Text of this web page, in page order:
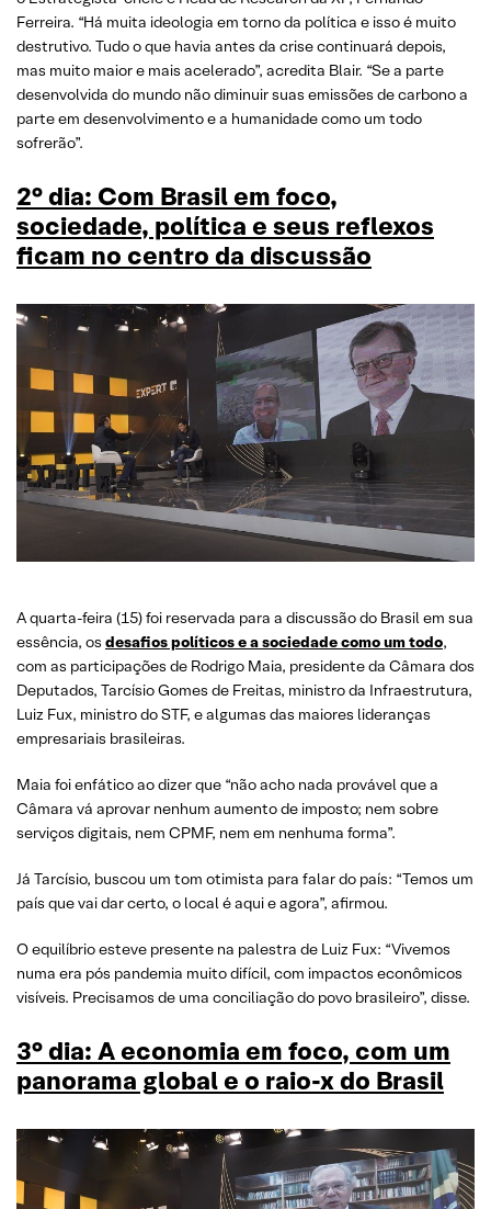
Ferreira. “Há muita ideologia em torno da política e isso é muito
destrutivo. Tudo o que havia antes da crise continuará depois,
mas muito maior e mais acelerado”, acredita Blair. “Se a parte
desenvolvida do mundo não diminuir suas emissões de carbono a
parte em desenvolvimento e a humanidade como um todo
sofrerão”.
2° dia: Com Brasil em foco,
sociedade, política e seus reflexos
ficam no centro da discussão
A quarta-feira (15) foi reservada para a discussão do Brasil em sua
essência, os desafios políticos e a sociedade como um todo,
com as participações de Rodrigo Maia, presidente da Câmara dos
Deputados, Tarcísio Gomes de Freitas, ministro da Infraestrutura,
Luiz Fux, ministro do STF, e algumas das maiores lideranças
empresariais brasileiras.
Maia foi enfático ao dizer que “não acho nada provável que a
Câmara vá aprovar nenhum aumento de imposto; nem sobre
serviços digitais, nem CPMF, nem em nenhuma forma”.
Já Tarcísio, buscou um tom otimista para falar do país: “Temos um
país que vai dar certo, o local é aqui e agora”, afirmou.
O equilíbrio esteve presente na palestra de Luiz Fux: “Vivemos
numa era pós pandemia muito difícil, com impactos econômicos
visíveis. Precisamos de uma conciliação do povo brasileiro”, disse.
3° dia: A economia em foco, com um
panorama global e o raio-x do Brasil